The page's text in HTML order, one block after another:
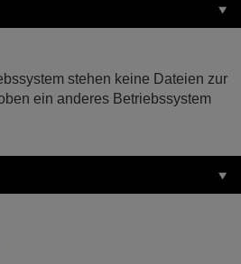
stehen keine Dateien zur
ein anderes Betriebssystem